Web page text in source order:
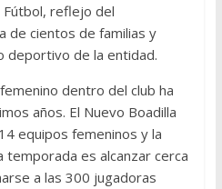
Fútbol, reflejo del
de cientos de familias y
deportivo de la entidad.
dentro del club ha
años. El Nuevo Boadilla
equipos femeninos y la
es alcanzar cerca
a las 300 jugadoras